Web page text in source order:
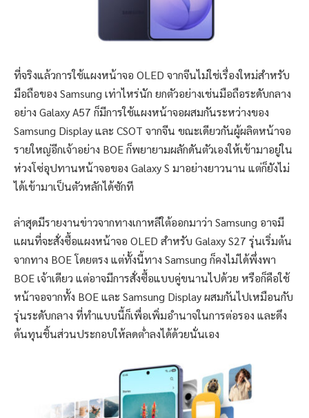
ที่จริงแล้วการใช้แผงหน้าจอ OLED จากจีนไม่ใช่เรื่องใหม่สำหรับ
มือถือของ Samsung เท่าไหร่นัก ยกตัวอย่างเช่นมือถือระดับกลาง
อย่าง Galaxy A57 ก็มีการใช้แผงหน้าจอผสมกันระหว่างของ
Samsung Display และ CSOT จากจีน ขณะเดียวกันผู้ผลิตหน้าจอ
รายใหญ่อีกเจ้าอย่าง BOE ก็พยายามผลักดันตัวเองให้เข้ามาอยู่ใน
ห่วงโซ่อุปทานหน้าจอของ Galaxy S มาอย่างยาวนาน แต่ก็ยังไม่
ได้เข้ามาเป็นตัวหลักได้ซักที
ล่าสุดมีรายงานข่าวจากทางเกาหลีใต้ออกมาว่า Samsung อาจมี
แผนที่จะสั่งซื้อแผงหน้าจอ OLED สำหรับ Galaxy S27 รุ่นเริ่มต้น
จากทาง BOE โดยตรง แต่ทั้งนี้ทาง Samsung ก็คงไม่ได้พึ่งพา
BOE เจ้าเดียว แต่อาจมีการสั่งซื้อแบบคู่ขนานไปด้วย หรือก็คือใช้
หน้าจอจากทั้ง BOE และ Samsung Display ผสมกันไปเหมือนกับ
รุ่นระดับกลาง ที่ทำแบบนี้ก็เพื่อเพิ่มอำนาจในการต่อรอง และดึง
ต้นทุนชิ้นส่วนประกอบให้ลดต่ำลงได้ด้วยนั่นเอง